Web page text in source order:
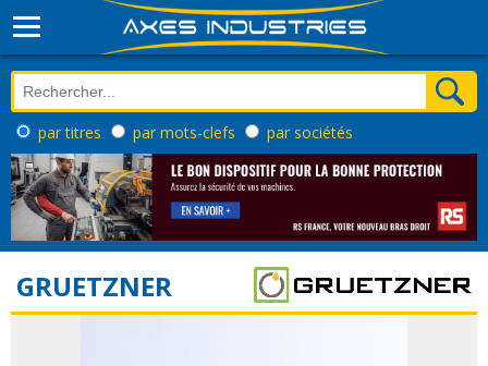
par titres par mots-clefs par sociétés
GRUETZNER